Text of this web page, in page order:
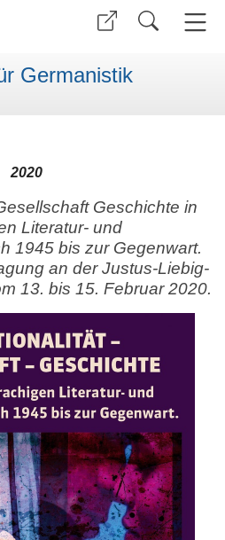
Germanistik
2020
Geschichte in
Literatur- und
1945 bis zur Gegenwart.
an der Justus-Liebig-
13. bis 15. Februar 2020.